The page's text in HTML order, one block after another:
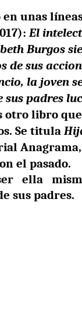
unas
El
Burgos
de sus
la joven
sus padres
otro libro
Se titula
Anagrama,
el pasado.
ella
sus padres.